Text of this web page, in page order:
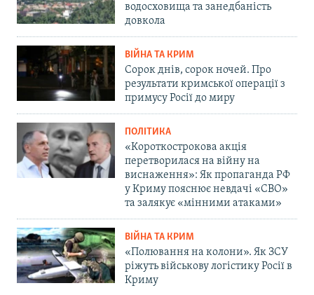
водосховища та занедбаність
довкола
ВІЙНА ТА КРИМ
Сорок днів, сорок ночей. Про
результати кримської операції з
примусу Росії до миру
ПОЛІТИКА
«Короткострокова акція
перетворилася на війну на
виснаження»: Як пропаганда РФ
у Криму пояснює невдачі «СВО»
та залякує «мінними атаками»
ВІЙНА ТА КРИМ
«Полювання на колони». Як ЗСУ
ріжуть військову логістику Росії в
Криму